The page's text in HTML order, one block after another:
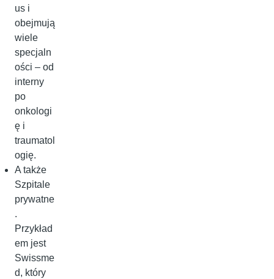
us i
obejmują
wiele
specjaln
ości – od
interny
po
onkologi
ę i
traumatol
ogię.
A także
Szpitale
prywatne
.
Przykład
em jest
Swissme
d, który